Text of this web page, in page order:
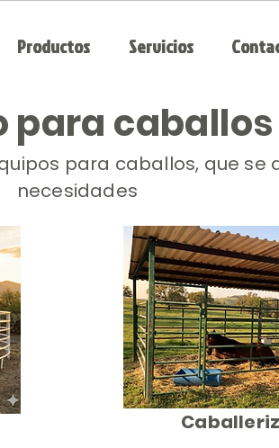
Productos Servicios
para caballos
para caballos, que se
necesidades